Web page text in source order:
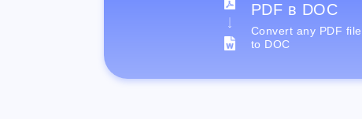
PDF в DOC
Convert any PDF file
to DOC